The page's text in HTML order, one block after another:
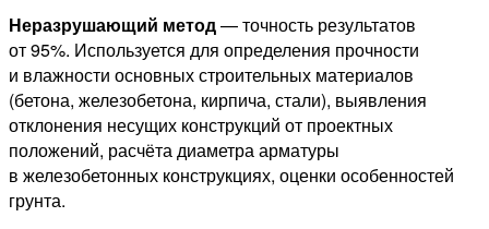
Неразрушающий метод— точность результатов
от 95%. Используется для определения прочности
и влажности основных строительных материалов
(бетона, железобетона, кирпича, стали), выявления
отклонения несущих конструкций от проектных
положений, расчёта диаметра арматуры
в железобетонных конструкциях, оценки особенностей
грунта.